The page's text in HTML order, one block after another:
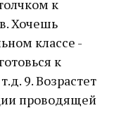
к
Хочешь
классе -
к
9. Возрастет
проводящей